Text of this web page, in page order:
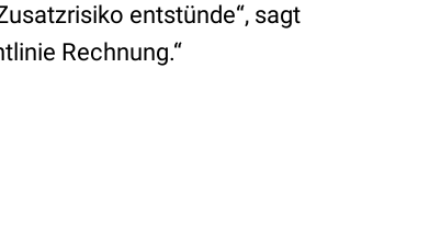
entstünde“, sagt
Rechnung.“